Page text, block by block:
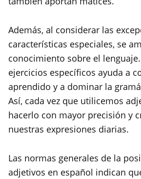
Además, al considerar las
características especiales, se
conocimiento sobre el
ejercicios específicos ayuda a
aprendido y a dominar la
Así, cada vez que utilicemos
hacerlo con mayor precisión y
nuestras expresiones diarias.
Las normas generales de la
adjetivos en español indican